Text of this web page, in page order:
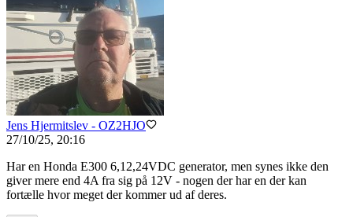
Jens Hjermitslev - OZ2HJO
27/10/25, 20:16
Har en Honda E300 6,12,24VDC generator, men synes ikke den
giver mere end 4A fra sig på 12V - nogen der har en der kan
fortælle hvor meget der kommer ud af deres.